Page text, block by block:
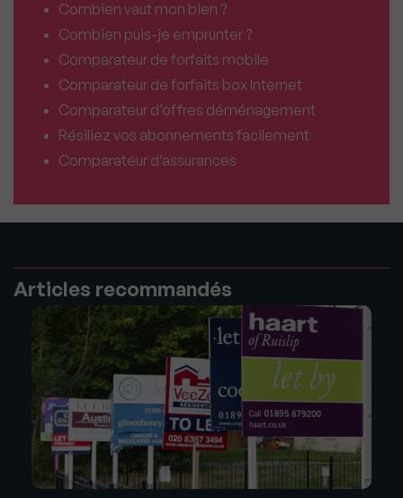
Combien vaut mon bien ?
Combien puis-je emprunter ?
Comparateur de forfaits mobile
Comparateur de forfaits box Internet
Comparateur d’offres déménagement
Résiliez vos abonnements facilement
Comparateur d’assurances
Articles recommandés